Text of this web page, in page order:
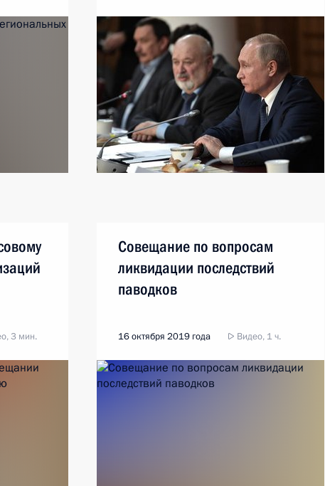
3 мин.
Совещание по вопросам
ликвидации последствий
паводков
16 октября 2019 года Видео, 1 ч.